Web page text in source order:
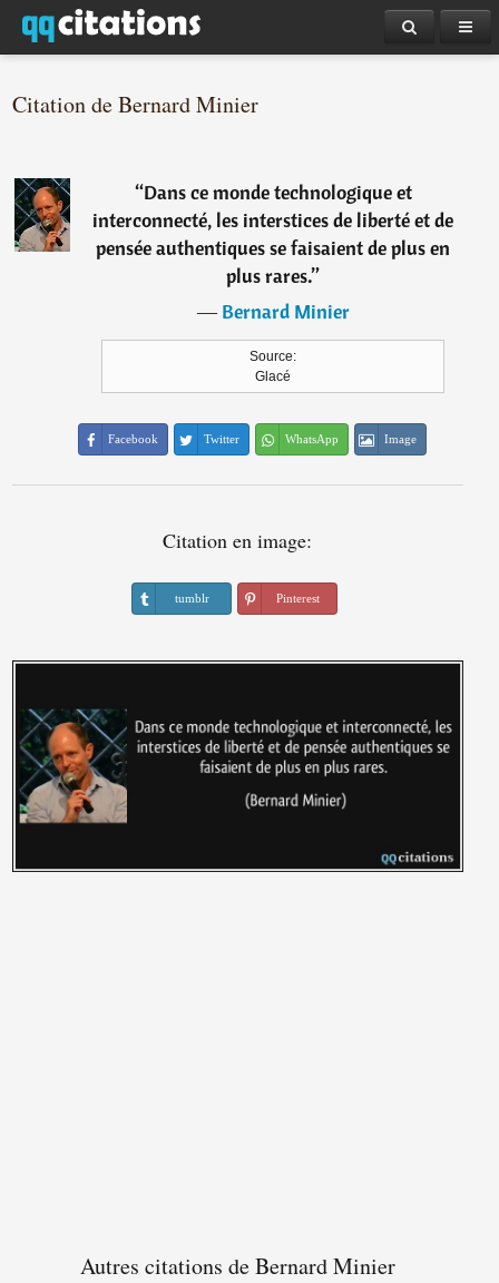
Citation de Bernard Minier
“Dans ce monde technologique et
interconnecté, les interstices de liberté et de
pensée authentiques se faisaient de plus en
plus rares.”
―Bernard Minier
Source:
Glacé
Facebook Twitter WhatsApp Image
Citation en image:
tumblr Pinterest
Autres citations de Bernard Minier